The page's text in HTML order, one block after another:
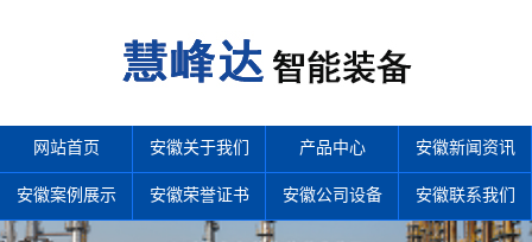
网站首页 安徽关于我们 产品中心 安徽新闻资讯
安徽案例展示 安徽荣誉证书 安徽公司设备 安徽联系我们